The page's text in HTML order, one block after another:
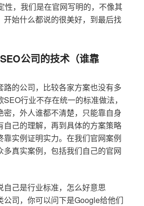
性，我们是在官网写明的，不像其
开始什么都说的很美好，到最后找
公司的技术（谁靠
路的公司，比较各家方案也没有多
行业不存在统一的标准做法，
密，外人谁都不清楚，只能靠自身
自己的理解，再到具体的方案策略
靠实例证明实力。在我们官网案例
多真实案例，包括我们自己的官网
自己是行业标准，怎么好意思
公司，你可以问下是Google给他们